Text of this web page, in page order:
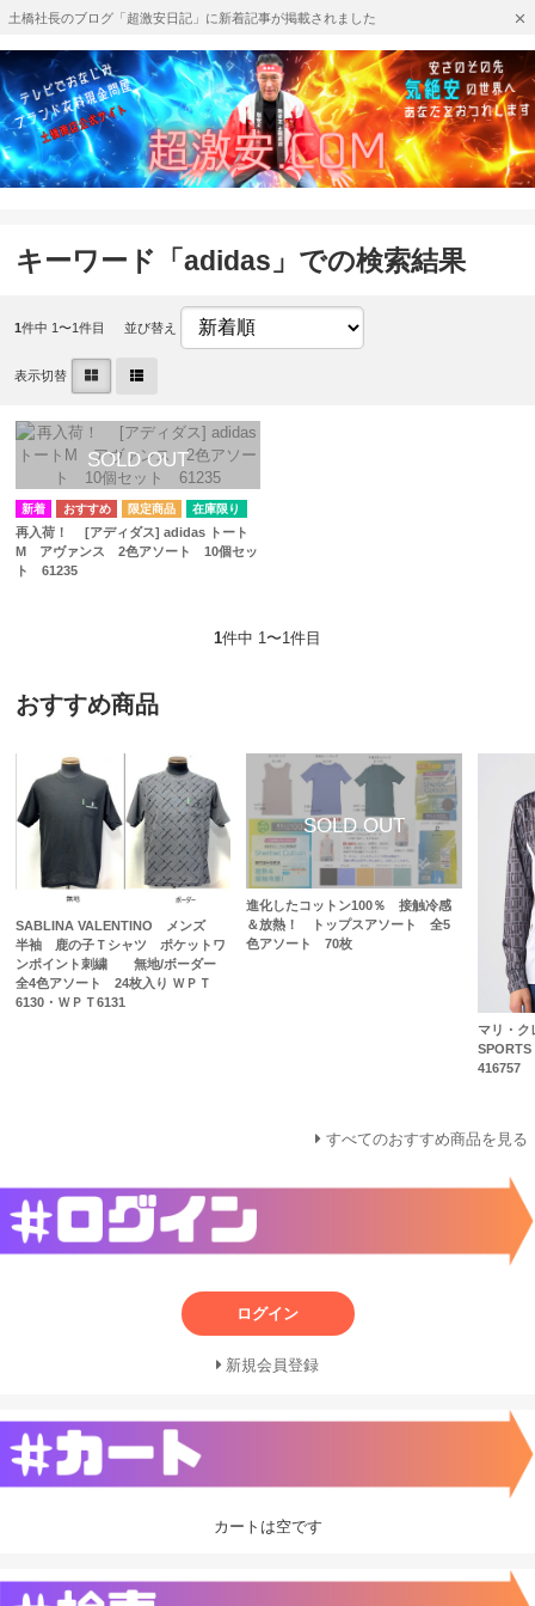
土橋社長のブログ「超激安日記」に新着記事が掲載されました
キーワード「adidas」での検索結果
1件中 1〜1件目 並び替え
表示切替
在庫限り
再入荷！ [アディダス] adidas トート
M アヴァンス 2色アソート 10個セッ
ト 61235
1件中 1〜1件目
おすすめ商品
SABLINA VALENTINO メンズ
半袖 鹿の子Ｔシャツ ポケットワ
ンポイント刺繍 無地/ボーダー
全4色アソート 24枚入り ＷＰＴ
6130・ＷＰＴ6131
進化したコットン100％ 接触冷感
＆放熱！ トップスアソート 全5
色アソート 70枚
マリ・
416757
すべてのおすすめ商品を見る
ログイン
新規会員登録
カートは空です